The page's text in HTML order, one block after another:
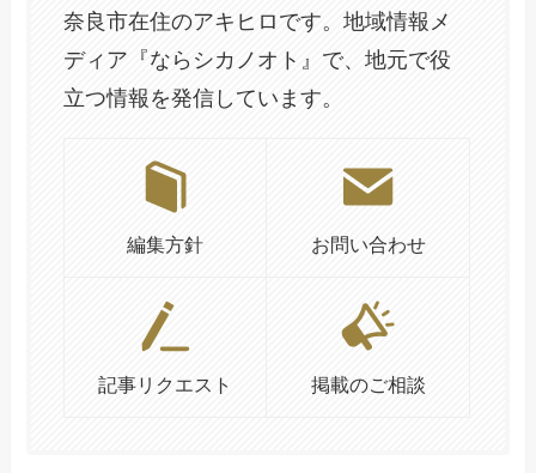
奈良市在住のアキヒロです。地域情報メ
ディア『ならシカノオト』で、地元で役
立つ情報を発信しています。
編集方針 お問い合わせ
記事リクエスト 掲載のご相談